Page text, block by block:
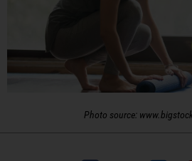
Photo source: